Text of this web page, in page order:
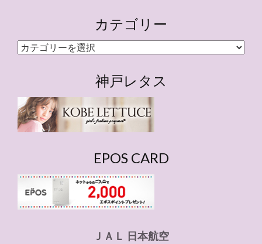
カテゴリー
カ
ー
神戸レタス
EPOS CARD
ＪＡＬ 日本航空